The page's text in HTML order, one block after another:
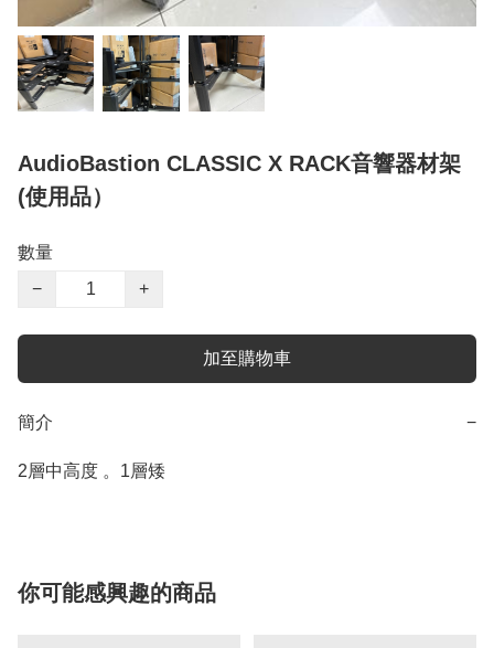
AudioBastion CLASSIC X RACK音響器材架
(使用品）
數量
−
+
加至購物車
簡介 −
2層中高度 。1層矮
你可能感興趣的商品